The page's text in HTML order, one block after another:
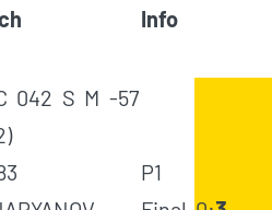
Info
042 S M -57
P1